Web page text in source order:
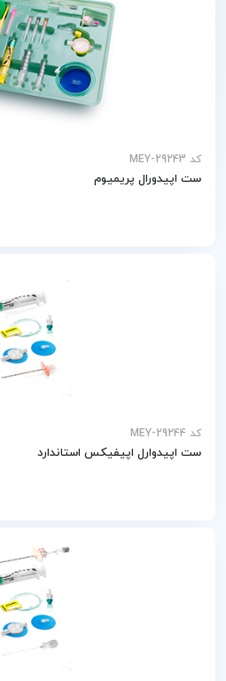
کد MEY-29243
ست اپیدورال پریمیوم
کد MEY-29244
ست اپیدوارل اپیفیکس استاندارد